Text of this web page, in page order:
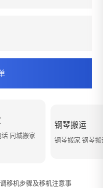
同城搬家
钢琴搬运
钢琴搬家 钢琴
移机步骤及移机注意事